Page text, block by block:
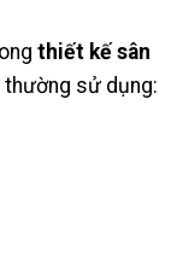
thiết kế sân
thường sử dụng: